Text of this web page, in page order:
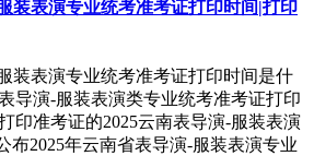
装表演专业统考准考证打印时间|打印
装表演专业统考准考证打印时间是什
导演-服装表演类专业统考准考证打印
印准考证的2025云南表导演-服装表演
布2025年云南省表导演-服装表演专业